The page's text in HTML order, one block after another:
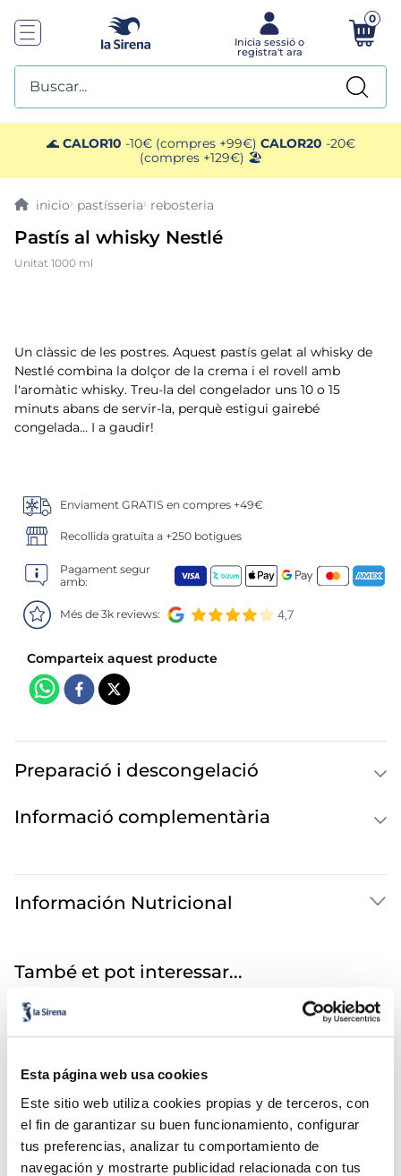
Esta página web usa cookies
Este sitio web utiliza cookies propias y de terceros, con
el fin de garantizar su buen funcionamiento, configurar
tus preferencias, analizar tu comportamiento de
navegación y mostrarte publicidad relacionada con tus
0
Buscar...
🌊 CALOR10 -10€ (compres +99€) CALOR20 -20€
(compres +129€) 🏖️
pastísseria rebosteria
Pastís al whisky Nestlé
Unitat 1000 ml
Un clàssic de les postres. Aquest pastís gelat al whisky de
Nestlé combina la dolçor de la crema i el rovell amb
l'aromàtic whisky. Treu-la del congelador uns 10 o 15
minuts abans de servir-la, perquè estigui gairebé
congelada... I a gaudir!
Enviament GRATIS en compres +49€
Recollida gratuïta a +250 botigues
Pagament segur
amb:
Més de 3k reviews:
Preparació i descongelació
Informació complementària
Información Nutricional
També et pot interessar...
TOP SEARCHES
1. mariscos
3 menus
5. calamar sirena
tarrina helado
. halibut
10. helados polos